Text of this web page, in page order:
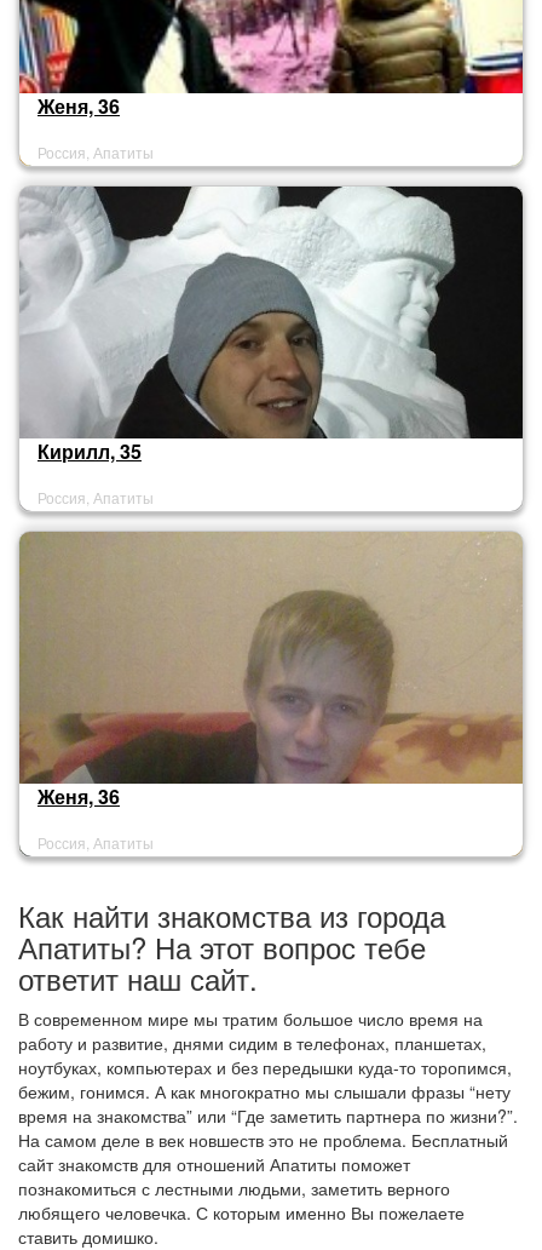
Женя, 36
Россия, Апатиты
Кирилл, 35
Россия, Апатиты
Женя, 36
Россия, Апатиты
Как найти знакомства из города
Апатиты? На этот вопрос тебе
ответит наш сайт.
В современном мире мы тратим большое число время на
работу и развитие, днями сидим в телефонах, планшетах,
ноутбуках, компьютерах и без передышки куда-то торопимся,
бежим, гонимся. А как многократно мы слышали фразы “нету
время на знакомства” или “Где заметить партнера по жизни?”.
На самом деле в век новшеств это не проблема. Бесплатный
сайт знакомств для отношений Апатиты поможет
познакомиться с лестными людьми, заметить верного
любящего человечка. С которым именно Вы пожелаете
ставить домишко.